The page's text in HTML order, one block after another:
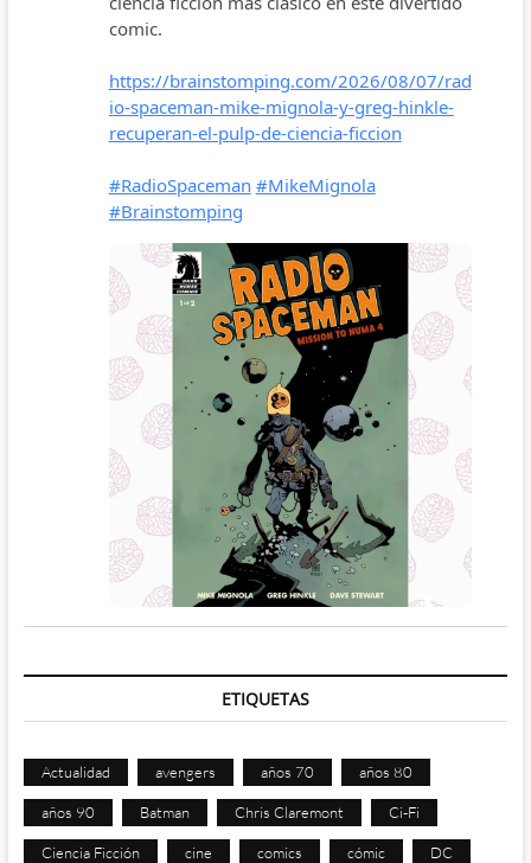
ETIQUETAS
Actualidad avengers años 70 años 80
años 90 Batman Chris Claremont Ci-Fi
Ciencia Ficción cine comics cómic DC